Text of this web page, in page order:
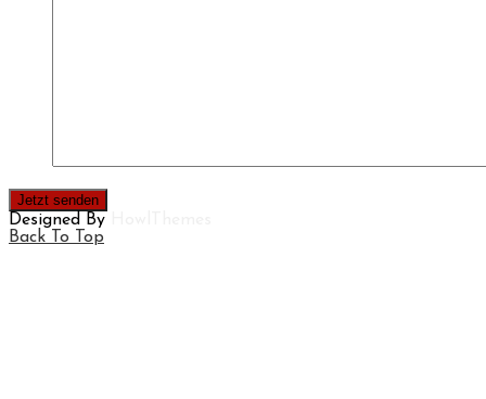
Designed By
Back To Top